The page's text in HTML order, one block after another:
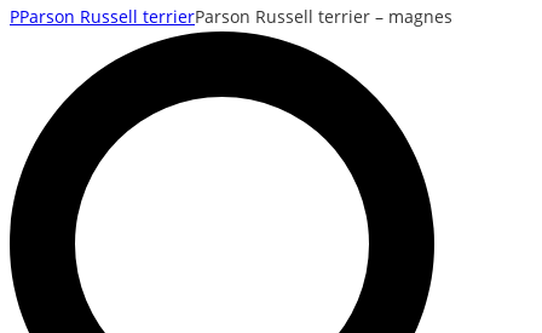
PParson Russell terrierParson Russell terrier – magnes